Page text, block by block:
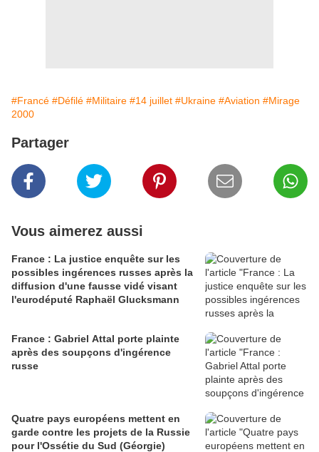
#Francé #Défilé #Militaire #14 juillet #Ukraine #Aviation #Mirage
2000
Partager
Vous aimerez aussi
France : La justice enquête sur les
possibles ingérences russes après la
diffusion d'une fausse vidé visant
l'eurodéputé Raphaël Glucksmann
France : Gabriel Attal porte plainte
après des soupçons d'ingérence
russe
Quatre pays européens mettent en
garde contre les projets de la Russie
pour l'Ossétie du Sud (Géorgie)